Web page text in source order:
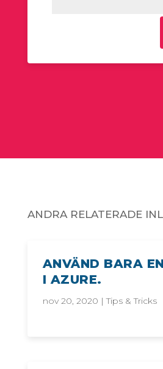
ANDRA RELATERADE
ANVÄND BARA
I AZURE.
nov 20, 2020 |Tips & Tricks